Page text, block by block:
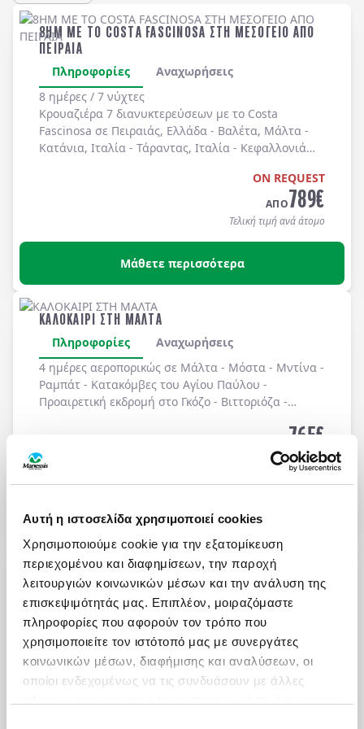
Αυτή η ιστοσελίδα χρησιμοποιεί cookies
Χρησιμοποιούμε cookie για την εξατομίκευση
περιεχομένου και διαφημίσεων, την παροχή
λειτουργιών κοινωνικών μέσων και την ανάλυση της
επισκεψιμότητάς μας. Επιπλέον, μοιραζόμαστε
πληροφορίες που αφορούν τον τρόπο που
χρησιμοποιείτε τον ιστότοπό μας με συνεργάτες
κοινωνικών μέσων, διαφήμισης και αναλύσεων, οι
οποίοι ενδεχομένως να τις συνδυάσουν με άλλες
8ΗΜ ΜΕ ΤΟ COSTA FASCINOSA ΣΤΗ ΜΕΣΟΓΕΙΟ ΑΠΟ
ΠΕΙΡΑΙΑ
Πληροφορίες
Αναχωρήσεις
8 ημέρες / 7 νύχτες
Κρουαζιέρα 7 διανυκτερεύσεων με το Costa
Fascinosa σε Πειραιάς, Ελλάδα - Βαλέτα, Μάλτα -
Κατάνια, Ιταλία - Τάραντας, Ιταλία - Κεφαλλονιά
Ελλάδα. Διαμονή σε καμπίνα της επιλογής σας με
πλήρη διατροφή καθημερινά στο κρουαζιερόπλοιο.
ON REQUEST
ΑΠΟ789€
Τελική τιμή ανά άτομο
Μάθετε περισσότερα
ΚΑΛΟΚΑΙΡΙ ΣΤΗ ΜΑΛΤΑ
Πληροφορίες
Αναχωρήσεις
4 ημέρες αεροπορικώς σε Μάλτα - Μόστα - Μντίνα -
Ραμπάτ - Κατακόμβες του Αγίου Παύλου -
Προαιρετική εκδρομή στο Γκόζο - Βιττοριόζα -
765€
Τελική τιμή ανά άτομο
ΜΑΛΤΑ - ΚΑΛΟΚΑΙΡΙΝΗ ΑΠΟΔΡΑΣΗ ΣΤΟ ΝΗΣΙ ΤΩΝ
ΙΠΠΟΤΩΝ
Πληροφορίες
Αναχωρήσεις
4, 5 μέρες αεροπορικώς με Aegean Airlines στη
Μάλτα. Διαμονή σε ξενοδοχείο 4* και με πρωινό
καθημερινά.
825